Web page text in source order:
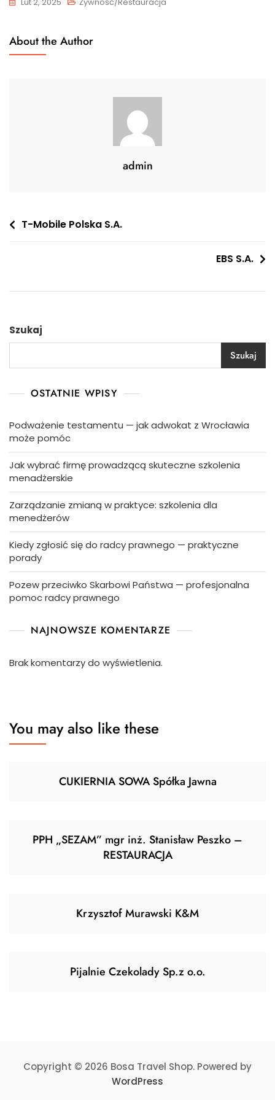
About the Author
admin
Nawigacja
T-Mobile Polska S.A.
EBS S.A.
Szukaj
Szukaj
OSTATNIE WPISY
Podważenie testamentu — jak adwokat z Wrocławia
może pomóc
Jak wybrać firmę prowadzącą skuteczne szkolenia
menadżerskie
Zarządzanie zmianą w praktyce: szkolenia dla
menedżerów
Kiedy zgłosić się do radcy prawnego — praktyczne
porady
Pozew przeciwko Skarbowi Państwa — profesjonalna
pomoc radcy prawnego
NAJNOWSZE KOMENTARZE
Brak komentarzy do wyświetlenia.
You may also like these
CUKIERNIA SOWA Spółka Jawna
PPH „SEZAM” mgr inż. Stanisław Peszko –
RESTAURACJA
Krzysztof Murawski K&M
Pijalnie Czekolady Sp.z o.o.
Copyright © 2026 Bosa Travel Shop. Powered by
WordPress